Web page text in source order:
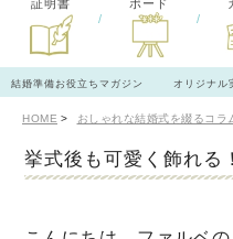
証明書
/
ボード
/
結婚準備お役立ちマガジン オリジナル
HOME おしゃれな結婚式を綴るコラ
挙式後も可愛く飾れ